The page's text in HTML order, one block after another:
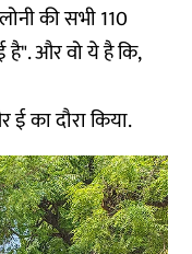
की सभी 110
है". और वो ये है कि,
का दौरा किया.